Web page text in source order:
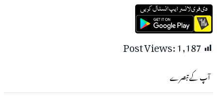
Post Views:1,187
آپ کے تبصرے